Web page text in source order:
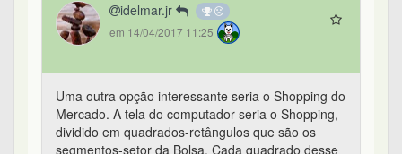
idelmar.jr
em 14/04/2017 11:25
Uma outra opção interessante seria o Shopping do
Mercado. A tela do computador seria o Shopping,
dividido em quadrados-retângulos que são os
segmentos-setor da Bolsa. Cada quadrado desse